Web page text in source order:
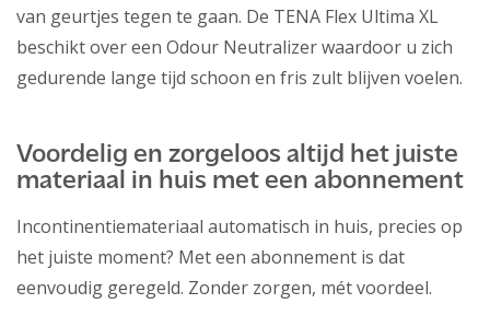
van geurtjes tegen te gaan. De TENA Flex Ultima XL
beschikt over een Odour Neutralizer waardoor u zich
gedurende lange tijd schoon en fris zult blijven voelen.
Voordelig en zorgeloos altijd het juiste
materiaal in huis met een abonnement
Incontinentiemateriaal automatisch in huis, precies op
het juiste moment? Met een abonnement is dat
eenvoudig geregeld. Zonder zorgen, mét voordeel.